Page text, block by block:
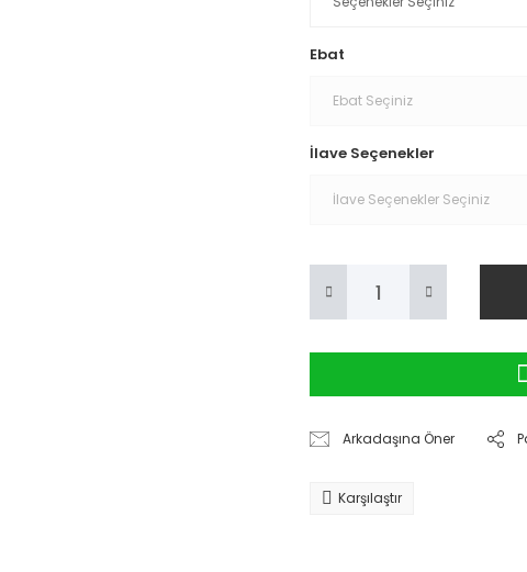
Ebat
İlave Seçenekler
Arkadaşına Öner
Karşılaştır